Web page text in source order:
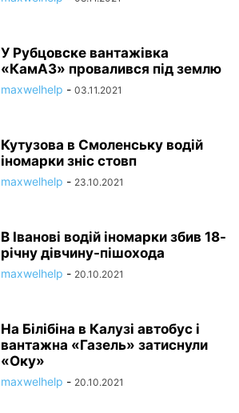
У Рубцовске вантажівка
«КамАЗ» провалився під землю
maxwelhelp - 03.11.2021
Кутузова в Смоленську водій
іномарки зніс стовп
maxwelhelp - 23.10.2021
В Іванові водій іномарки збив 18-
річну дівчину-пішохода
maxwelhelp - 20.10.2021
На Білібіна в Калузі автобус і
вантажна «Газель» затиснули
«Оку»
maxwelhelp - 20.10.2021